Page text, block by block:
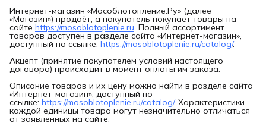
Интернет-магазин «Мособлотопление.Ру» (далее
«Магазин») продаёт, а покупатель покупает товары на
сайте https://mosoblotoplenie.ru. Полный ассортимент
товаров доступен в разделе сайта «Интернет-магазин»,
доступный по ссылке: https://mosoblotoplenie.ru/catalog/.
Акцепт (принятие покупателем условий настоящего
договора) происходит в момент оплаты им заказа.
Описание товаров и их цену можно найти в разделе сайта
«Интернет-магазин», доступный по
ссылке: https://mosoblotoplenie.ru/catalog/. Характеристики
каждой единицы товара могут незначительно отличаться
от заявленных на сайте.